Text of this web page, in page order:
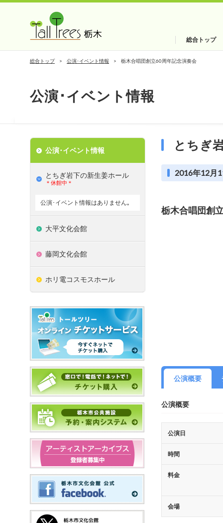
総合トップ
総合トップ 公演･イベント情報 栃木合唱団創立60周年記念演奏会
公演･イベント情報
とちぎ
2016年12月
栃木合唱団創
公演概要
公演概要
公演日
時間
料金
会場
公演･イベント情報
とちぎ岩下の新⽣姜ホール
＊休館中＊
公演･イベント情報はありません｡
大平文化会館
藤岡文化会館
ホリ電コスモスホール